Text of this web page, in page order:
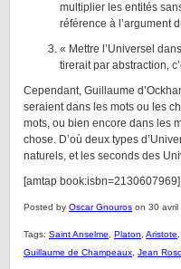
multiplier les entités
référence à l’argument
« Mettre l’Universel
tirerait par abstraction,
Cependant, Guillaume
seraient dans les mots ou les
mots, ou bien encore dans les
chose. D’où deux types
naturels, et les seconds des
[amtap book:isbn=2130607969]
Posted by Oscar Gnouros on 30 avril
Tags: Saint Anselme Platon Aristote
Guillaume de Champeaux Jean